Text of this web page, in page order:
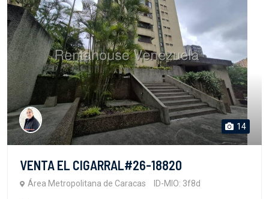
14
VENTA EL CIGARRAL#26-18820
Área Metropolitana de Caracas ID-MIO: 3f8d